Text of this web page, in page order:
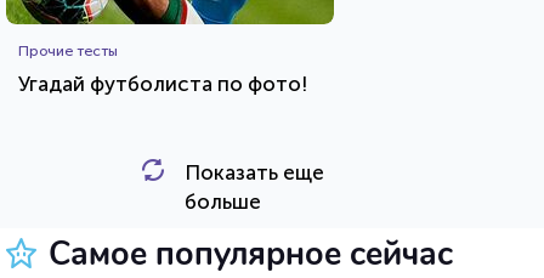
Прочие тесты
Угадай футболиста по фото!
HTML - код
Показать еще
больше
Самое популярное сейчас